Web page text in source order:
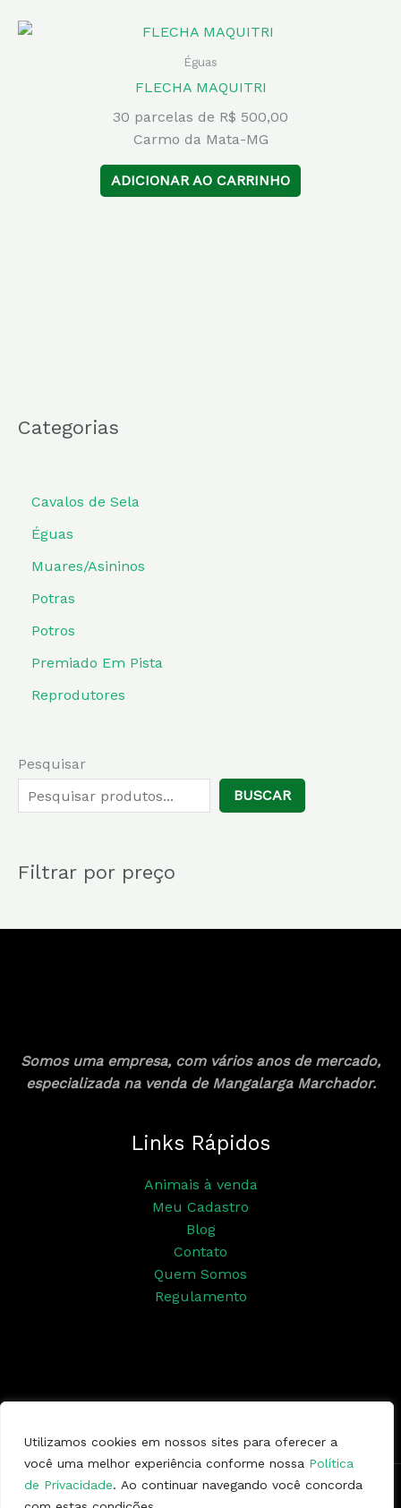
Utilizamos cookies em nossos sites para oferecer a
você uma melhor experiência conforme nossa Política
de Privacidade. Ao continuar navegando você concorda
Categorias
Cavalos de Sela
Éguas
Muares/Asininos
Potras
Potros
Premiado Em Pista
Reprodutores
Pesquisar
BUSCAR
Filtrar por preço
Éguas
FLECHA MAQUITRI
30 parcelas de R$ 500,00
Carmo da Mata-MG
ADICIONAR AO CARRINHO
Somos uma empresa, com vários anos de mercado,
especializada na venda de Mangalarga Marchador.
Links Rápidos
Animais à venda
Meu Cadastro
Blog
Contato
Quem Somos
Regulamento
Copyright © 2026 | Ponto da Marcha